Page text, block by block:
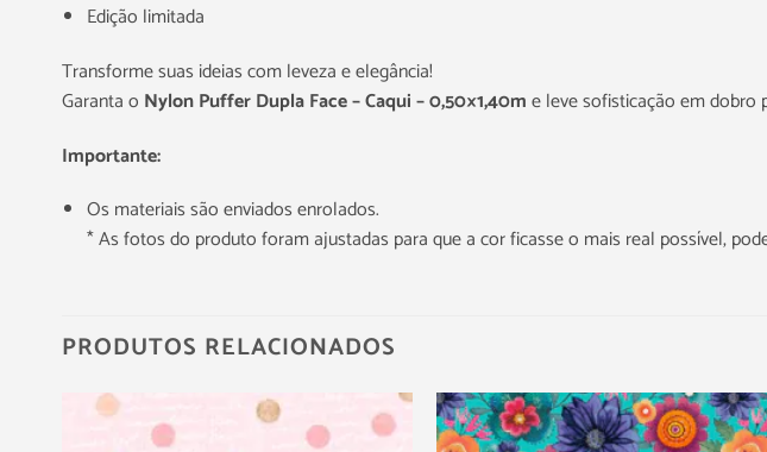
Edição limitada
Transforme suas ideias com leveza e elegância!
Garanta o Nylon Puffer Dupla Face – Caqui – 0,50×1,40me leve sofisticação em dobro
Importante:
Os materiais são enviados enrolados.
* As fotos do produto foram ajustadas para que a cor ficasse o mais real possível,
PRODUTOS RELACIONADOS